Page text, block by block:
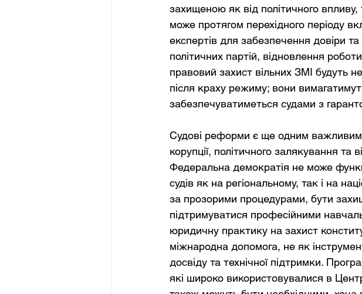
захищеною як від політичного впливу,
може протягом перехідного періоду
експертів для забезпечення довіри
політичних партій, відновлення
правовий захист вільних ЗМІ будуть
після краху режиму; вони
забезпечуватиметься судами з
Судові реформи є ще одним важливим
корупції, політичного залякування та
Федеральна демократія не може
судів як на регіональному, так і на
за прозорими процедурами, бути
підтримуватися професійними
юридичну практику на захист
міжнародна допомога, не як
досвіду та технічної підтримки.
які широко використовувалися в